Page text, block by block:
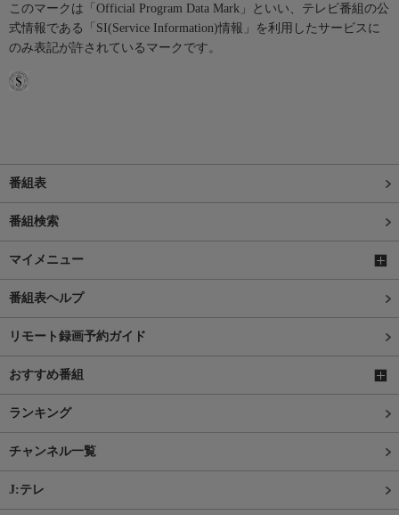
このマークは「Official Program Data Mark」といい、テレビ番組の公
式情報である「SI(Service Information)情報」を利用したサービスに
のみ表記が許されているマークです。
番組表
番組検索
マイメニュー
番組表ヘルプ
リモート録画予約ガイド
おすすめ番組
ランキング
チャンネル一覧
J:テレ